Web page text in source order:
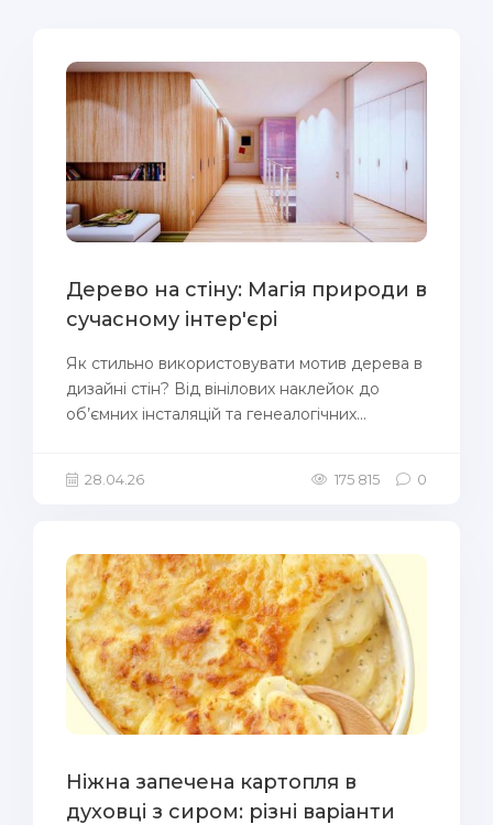
Дерево на стіну: Магія природи в
сучасному інтер'єрі
Як стильно використовувати мотив дерева в
дизайні стін? Від вінілових наклейок до
об’ємних інсталяцій та генеалогічних...
28.04.26 175 815 0
Ніжна запечена картопля в
духовці з сиром: різні варіанти